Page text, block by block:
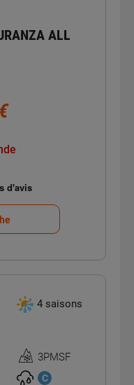
ALL
4 saisons
Homologation
3PMSF
3PMSF
C